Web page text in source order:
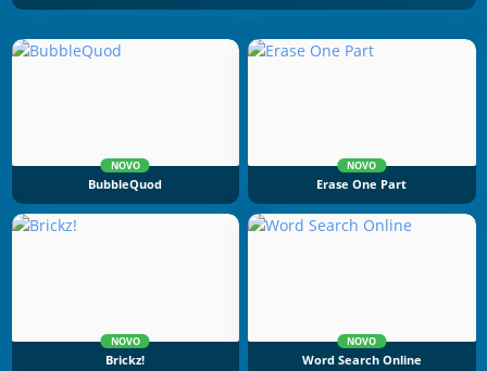
NOVO
BubbleQuod
NOVO
Erase One Part
NOVO
Brickz!
NOVO
Word Search Online